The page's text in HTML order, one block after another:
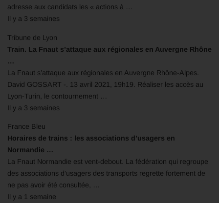
adresse aux candidats les « actions à …
Il y a 3 semaines
Tribune de Lyon
Train. La Fnaut s’attaque aux régionales en Auvergne Rhône
…
La Fnaut s’attaque aux régionales en Auvergne Rhône-Alpes.
David GOSSART -. 13 avril 2021, 19h19. Réaliser les accès au
Lyon-Turin, le contournement …
Il y a 3 semaines
France Bleu
Horaires de trains : les associations d’usagers en
Normandie …
La Fnaut Normandie est vent-debout. La fédération qui regroupe
des associations d’usagers des transports regrette fortement de
ne pas avoir été consultée, …
Il y a 1 semaine